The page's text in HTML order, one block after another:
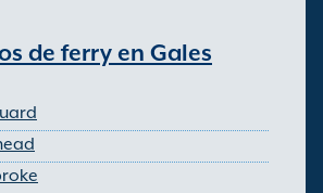
de ferry en Gales